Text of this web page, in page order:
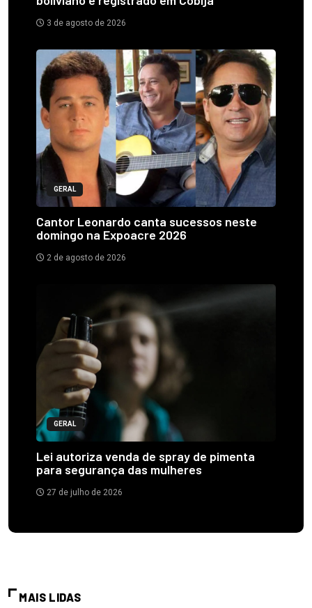
3 de agosto de 2026
GERAL
Cantor Leonardo canta sucessos neste
domingo na Expoacre 2026
2 de agosto de 2026
GERAL
Lei autoriza venda de spray de pimenta
para segurança das mulheres
27 de julho de 2026
MAIS LIDAS